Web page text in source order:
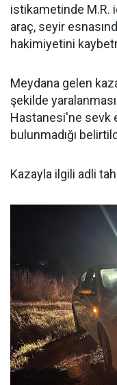
istikametinde M.R.
araç, seyir
hakimiyetini
Meydana gelen
şekilde
Hastanesi'ne sevk
bulunmadığı
Kazayla ilgili adli